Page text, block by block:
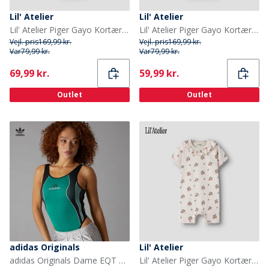
Lil' Atelier
Lil' Atelier Piger Gayo Kortærmet Bodystocking Morganite
Vejl. pris169,99 kr.
Var79,99 kr.
Current
69,99 kr.
Outlet
Lil' Atelier
Lil' Atelier Piger Gayo Kortærmet Bodystocking Morganite
Vejl. pris169,99 kr.
Var79,99 kr.
Current
59,99 kr.
Outlet
adidas Originals
adidas Originals Dame EQT Bodysuit Equipment Green
Lil' Atelier
Lil' Atelier Piger Gayo Kortærmet Soldragt Morganite